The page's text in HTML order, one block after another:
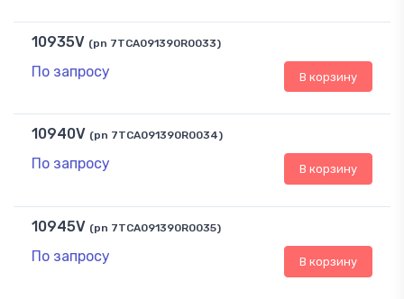
10935V (pn 7TCA091390R0033)
По запросу В корзину
10940V (pn 7TCA091390R0034)
По запросу В корзину
10945V (pn 7TCA091390R0035)
По запросу В корзину